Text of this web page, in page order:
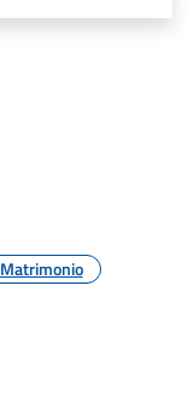
Matrimonio